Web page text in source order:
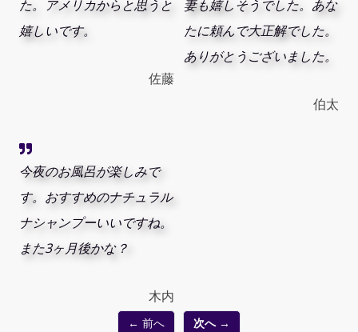
た。アメリカからと思うと
嬉しいです。
佐藤
妻も嬉しそうでした。あな
たに頼んで大正解でした。
ありがとうございました。
伯太
今夜のお風呂が楽しみで
す。おすすめのナチュラル
ナシャンプーいいですね。
また3ヶ月後かな？
木内
← 前へ 次へ →